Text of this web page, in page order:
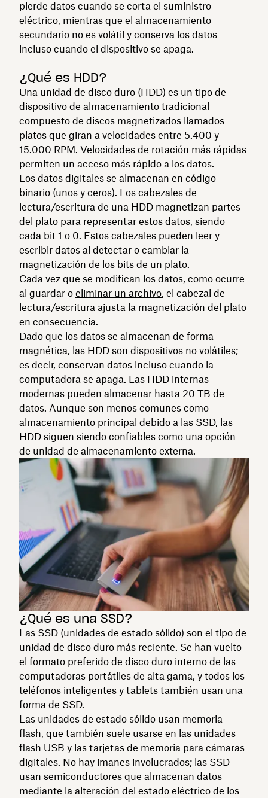
pierde datos cuando se corta el suministro
eléctrico, mientras que el almacenamiento
secundario no es volátil y conserva los datos
incluso cuando el dispositivo se apaga.
¿Qué es HDD?
Una unidad de disco duro (HDD) es un tipo de
dispositivo de almacenamiento tradicional
compuesto de discos magnetizados llamados
platos que giran a velocidades entre 5.400 y
15.000 RPM. Velocidades de rotación más rápidas
permiten un acceso más rápido a los datos.
Los datos digitales se almacenan en código
binario (unos y ceros). Los cabezales de
lectura/escritura de una HDD magnetizan partes
del plato para representar estos datos, siendo
cada bit 1 o 0. Estos cabezales pueden leer y
escribir datos al detectar o cambiar la
magnetización de los bits de un plato.
Cada vez que se modifican los datos, como ocurre
al guardar o eliminar un archivo, el cabezal de
lectura/escritura ajusta la magnetización del plato
en consecuencia.
Dado que los datos se almacenan de forma
magnética, las HDD son dispositivos no volátiles;
es decir, conservan datos incluso cuando la
computadora se apaga. Las HDD internas
modernas pueden almacenar hasta 20 TB de
datos. Aunque son menos comunes como
almacenamiento principal debido a las SSD, las
HDD siguen siendo confiables como una opción
de unidad de almacenamiento externa.
¿Qué es una SSD?
Las SSD (unidades de estado sólido) son el tipo de
unidad de disco duro más reciente. Se han vuelto
el formato preferido de disco duro interno de las
computadoras portátiles de alta gama, y todos los
teléfonos inteligentes y tablets también usan una
forma de SSD.
Las unidades de estado sólido usan memoria
flash, que también suele usarse en las unidades
flash USB y las tarjetas de memoria para cámaras
digitales. No hay imanes involucrados; las SSD
usan semiconductores que almacenan datos
mediante la alteración del estado eléctrico de los